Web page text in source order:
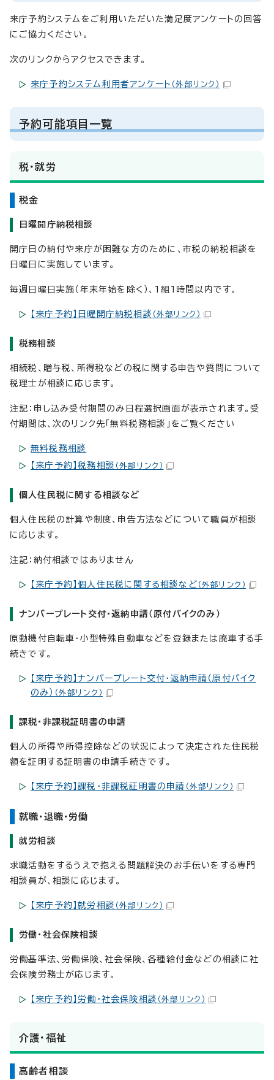
来庁予約システムをご利用いただいた満足度アンケートの回答
にご協力ください。
次のリンクからアクセスできます。
来庁予約システム利用者アンケート （外部リンク）
予約可能項目一覧
税・就労
税金
日曜開庁納税相談
開庁日の納付や来庁が困難な方のために、市税の納税相談を
日曜日に実施しています。
毎週日曜日実施（年末年始を除く）、1組1時間以内です。
【来庁予約】日曜開庁納税相談 （外部リンク）
税務相談
相続税、贈与税、所得税などの税に関する申告や質問について
税理士が相談に応じます。
注記：申し込み受付期間のみ日程選択画面が表示されます。受
付期間は、次のリンク先「無料税務相談」をご覧ください
無料税務相談
【来庁予約】税務相談 （外部リンク）
個人住民税に関する相談など
個人住民税の計算や制度、申告方法などについて職員が相談
に応じます。
注記：納付相談ではありません
【来庁予約】個人住民税に関する相談など （外部リンク）
ナンバープレート交付・返納申請（原付バイクのみ）
原動機付自転車・小型特殊自動車などを登録または廃車する手
続きです。
【来庁予約】ナンバープレート交付・返納申請（原付バイク
のみ） （外部リンク）
課税・非課税証明書の申請
個人の所得や所得控除などの状況によって決定された住民税
額を証明する証明書の申請手続きです。
【来庁予約】課税・非課税証明書の申請 （外部リンク）
就職・退職・労働
就労相談
求職活動をするうえで抱える問題解決のお手伝いをする専門
相談員が、相談に応じます。
【来庁予約】就労相談 （外部リンク）
労働・社会保険相談
労働基準法、労働保険、社会保険、各種給付金などの相談に社
会保険労務士が応じます。
【来庁予約】労働・社会保険相談 （外部リンク）
介護・福祉
高齢者相談